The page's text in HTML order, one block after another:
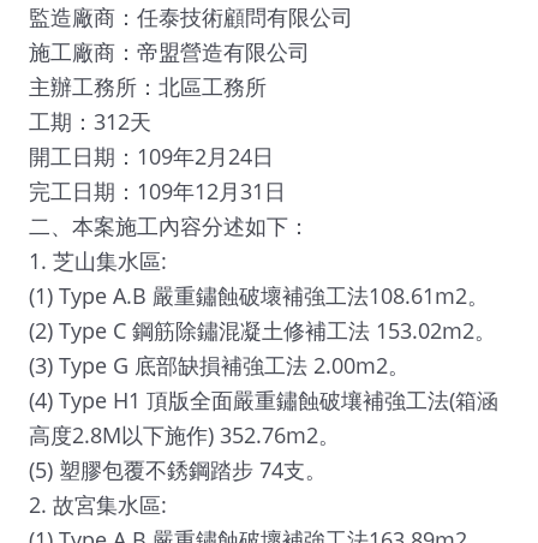
監造廠商：任泰技術顧問有限公司
施工廠商：帝盟營造有限公司
主辦工務所：北區工務所
工期：312天
開工日期：109年2月24日
完工日期：109年12月31日
二、本案施工內容分述如下：
1. 芝山集水區:
(1) Type A.B 嚴重鏽蝕破壞補強工法108.61m2。
(2) Type C 鋼筋除鏽混凝土修補工法 153.02m2。
(3) Type G 底部缺損補強工法 2.00m2。
(4) Type H1 頂版全面嚴重鏽蝕破壤補強工法(箱涵
高度2.8M以下施作) 352.76m2。
(5) 塑膠包覆不銹鋼踏步 74支。
2. 故宮集水區: